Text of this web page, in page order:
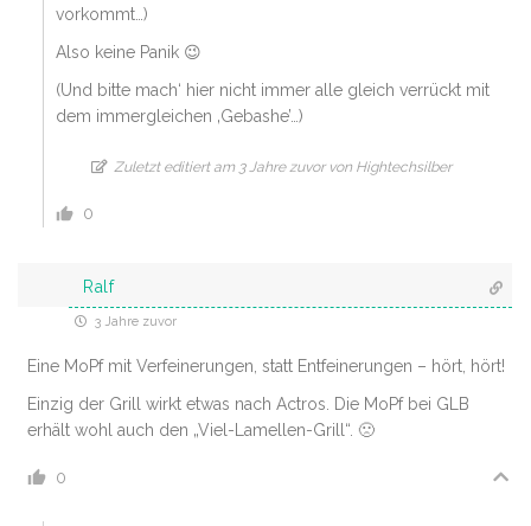
vorkommt…)
Also keine Panik 😉
(Und bitte mach‘ hier nicht immer alle gleich verrückt mit
dem immergleichen ‚Gebashe’…)
Zuletzt editiert am 3 Jahre zuvor von Hightechsilber
0
Ralf
3 Jahre zuvor
Eine MoPf mit Verfeinerungen, statt Entfeinerungen – hört, hört!
Einzig der Grill wirkt etwas nach Actros. Die MoPf bei GLB
erhält wohl auch den „Viel-Lamellen-Grill“. 🙁
0